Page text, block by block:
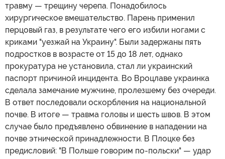
травму — трещину черепа. Понадобилось
хирургическое вмешательство. Парень применил
перцовый газ, в результате чего его избили ногами с
криками "уезжай на Украину". Были задержаны пять
подростков в возрасте от 15 до 18 лет, однако
прокуратура не установила, стал ли украинский
паспорт причиной инцидента. Во Вроцлаве украинка
сделала замечание мужчине, пролезшему без очереди.
В ответ последовали оскорбления на национальной
почве. В итоге — травма головы и шесть швов. В этом
случае было предъявлено обвинение в нападении на
почве этнической принадлежности. В Плоцке без
предисловий: "В Польше говорим по-польски" — удар